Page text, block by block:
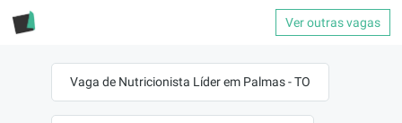
Ver outras vagas
Vaga de Nutricionista Líder em Palmas - TO